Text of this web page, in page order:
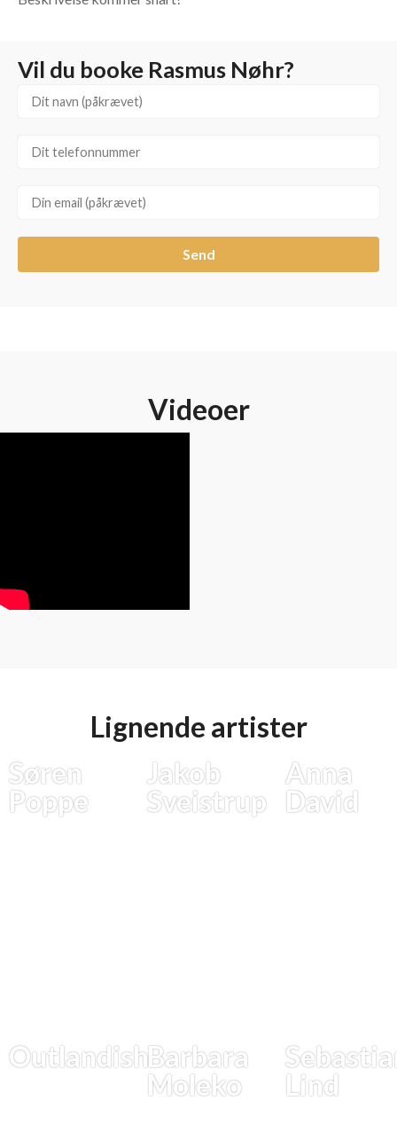
Vil du booke Rasmus Nøhr?
Send
Videoer
Lignende artister
Søren
Poppe
Jakob
Sveistrup
Anna
David
OutlandishBarbara
Moleko
Lind